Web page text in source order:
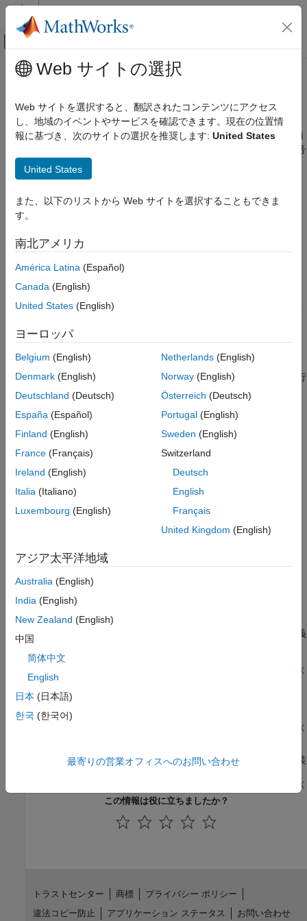
コンテンツへスキップ
オフキャンバス ナビゲーション メ
ドキュメンテーションのホーム
Stateflow
Simulink でのシミュレーション
カテゴリ
入出力データ
パラメーター
データ ストア メモリ
マスキング
メインコンテンツ
バス信号
大規模なデータ構造体の管理
構造体を作成してデータをまとめ、Stateflow® チャート、真理値
バス信号
にアクセスします。Stateflow チャートに統合するカスタム構造
体を C コードで定義します。
トピック
Simulink バス信号への入力、出力、ローカル アクセス用に
Stateflow バスを定義する。
Stateflow 構造体へのインデックス付けと値の割り当て
この例では、Stateflow® 構造体の内容、または Stateflow 構造体
この例では、MATLAB® バスと Stateflow® バスを使用して、
MATLAB 関数内の Simulink® バス信号の読み取りと書き込みを行
う方法を説明します。
Stateflow データの追加
データを定義して、チャートの専用ワークスペース内に保存す
ドット表記を使用したデータの識別
チャート階層内の場所によってデータを指定する。
注目の例
Stateflow チャートのカスタム構造体の統合
この例では、Stateflow® チャートのカスタム コードの構造体を
使用する方法を説明します。構造体型のデータを C コードで定義
し、Stateflow 構造体および Simulink® バスと統合できます。カ
スタム コードとデータを共有することにより、Stateflow でサポ
ートされている機能を拡張し、既存のコードを利用することがで
きます。詳細については、Stateflow チャートでのカスタムの C
または C++ コードの使用を参照してください。
モデルを開く
パワー ウィンドウ コントローラーのモデル化
ローカル イベントを使用して自動車のパワー ウィンドウ システ
ムを設計する。
モデルを開く
時相論理とメッセージを使用してフィットネス トラッカーを実装
モデルを開く
この情報は役に立ちましたか？
Web サイトの選択
Web サイトを選択すると、翻訳されたコンテンツにアクセス
し、地域のイベントやサービスを確認できます。現在の位置情
報に基づき、次のサイトの選択を推奨します: United States
United States
また、以下のリストから Web サイトを選択することもできま
す。
南北アメリカ
América Latina (Español)
Canada (English)
United States (English)
ヨーロッパ
Belgium (English)
Denmark (English)
Deutschland (Deutsch)
España (Español)
Finland (English)
France (Français)
Ireland (English)
Italia (Italiano)
Luxembourg (English)
Netherlands(English)
Norway(English)
Österreich (Deutsch)
Portugal(English)
Sweden (English)
Switzerland
Deutsch
English
Français
United Kingdom (English)
アジア太平洋地域
Australia (English)
India (English)
New Zealand (English)
中国
简体中文
English
日本 (日本語)
한국 (한국어)
最寄りの営業オフィスへのお問い合わせ
トラストセンター 商標
プライバシー ポリシー
違法コピー防止
アプリケーション ステータス お問い合わせ